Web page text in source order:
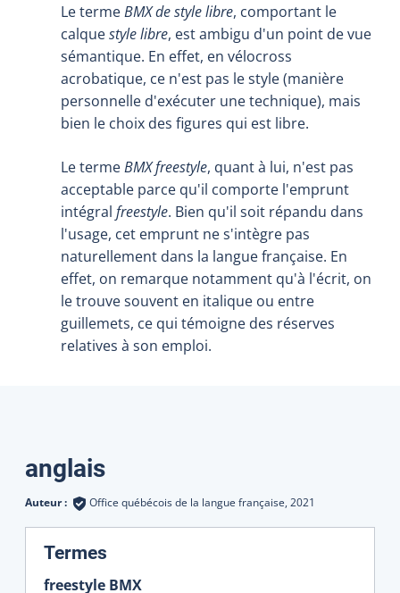
Le termeBMX de style libre, comportant le
calquestyle libre, est ambigu d'un point de vue
sémantique. En effet, en vélocross
acrobatique, ce n'est pas le style (manière
personnelle d'exécuter une technique), mais
bien le choix des figures qui est libre.
Le termeBMX freestyle, quant à lui, n'est pas
acceptable parce qu'il comporte l'emprunt
intégral freestyle. Bien qu'il soit répandu dans
l'usage, cet emprunt ne s'intègre pas
naturellement dans la langue française. En
effet, on remarque notamment qu'à l'écrit, on
le trouve souvent en italique ou entre
guillemets, ce qui témoigne des réserves
relatives à son emploi.
Traductions
anglais
Auteur : Office québécois de la langue française, 2021
Termes
freestyle BMX